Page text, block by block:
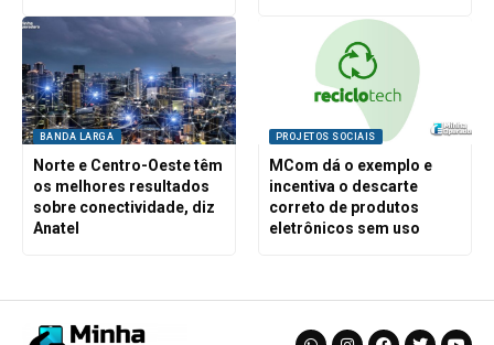
BANDA LARGA
Norte e Centro-Oeste têm
os melhores resultados
sobre conectividade, diz
Anatel
PROJETOS SOCIAIS
MCom dá o exemplo e
incentiva o descarte
correto de produtos
eletrônicos sem uso